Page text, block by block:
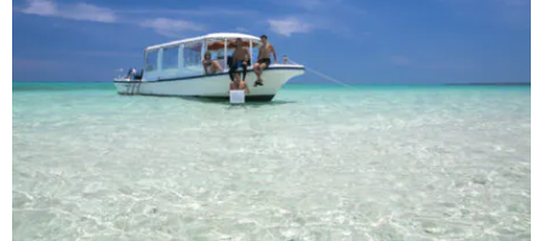
5.7⑦釣り
【番外編】 石垣島から西表島へ日帰り観光しよう！ お得な
フェリーチケット付きツアー
7石垣島の9月におすすめの観光スポット
7.1
①バンナ公園
7.2
②八重山鍾乳洞
7.3③川平湾
7.4④石垣やいま村
7.5⑤御神崎（うがんざき）